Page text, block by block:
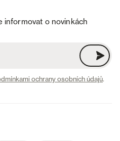
informovat o novinkách
ochrany osobních údajů.